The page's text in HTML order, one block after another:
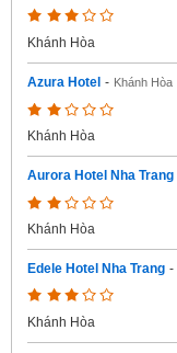
Khánh Hòa
Azura Hotel - Khánh Hòa
Khánh Hòa
Aurora Hotel Nha Trang
Khánh Hòa
Edele Hotel Nha Trang -
Khánh Hòa